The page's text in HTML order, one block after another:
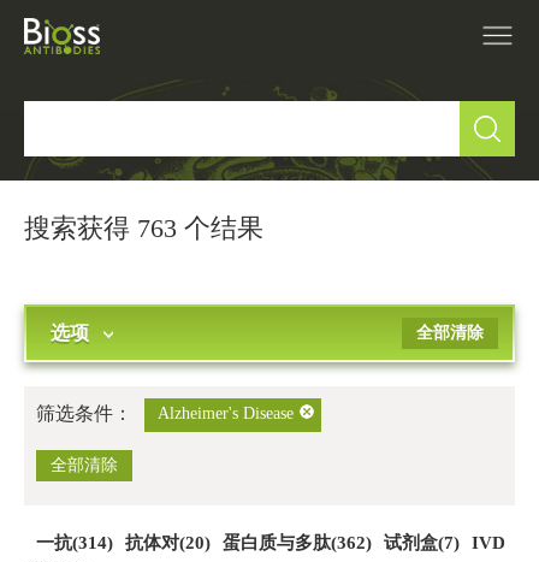
技术支持
搜索获得 763 个结果
选项 全部清除
筛选条件： Alzheimer's Disease
全部清除
一抗(314) 抗体对(20) 蛋白质与多肽(362) 试剂盒(7)
IVD